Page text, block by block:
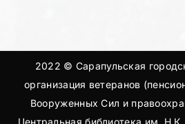
2022 © Сарапульская
организация ветеранов
Вооруженных Сил и